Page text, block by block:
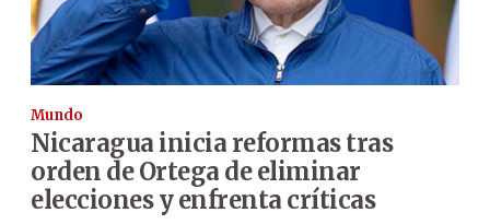
Mundo
Nicaragua inicia reformas tras
orden de Ortega de eliminar
elecciones y enfrenta críticas